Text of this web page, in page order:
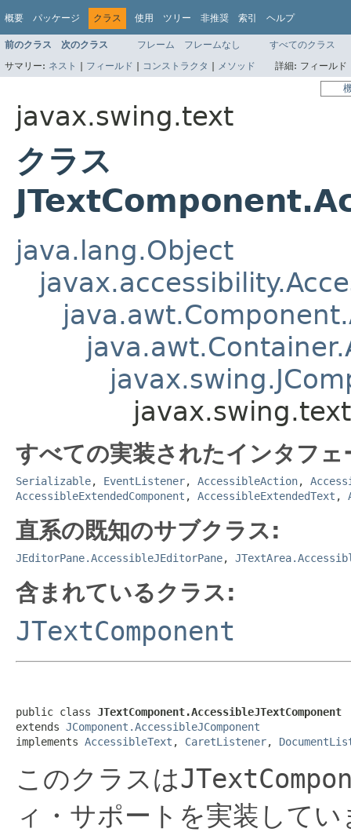
概要 パッケージ クラス 使用 ツリー 非推奨 索引 ヘルプ
前のクラス 次のクラス フレーム フレームなし
すべてのクラス
サマリー: ネスト | フィールド | コンストラクタ | メソッド 詳細: フィール
javax.swing.text
クラス
java.lang.Object
すべての実装されたインタフ
Serializable, EventListener, AccessibleAction,
AccessibleExtendedComponent , AccessibleExtendedText ,
直系の既知のサブクラス:
JEditorPane.AccessibleJEditorPane,
含まれているクラス:
JTextComponent
public class JTextComponent.AccessibleJTextComponent
extends JComponent.AccessibleJComponent
implements AccessibleText , CaretListener,
このクラスは
ィ・サポートを実装してい